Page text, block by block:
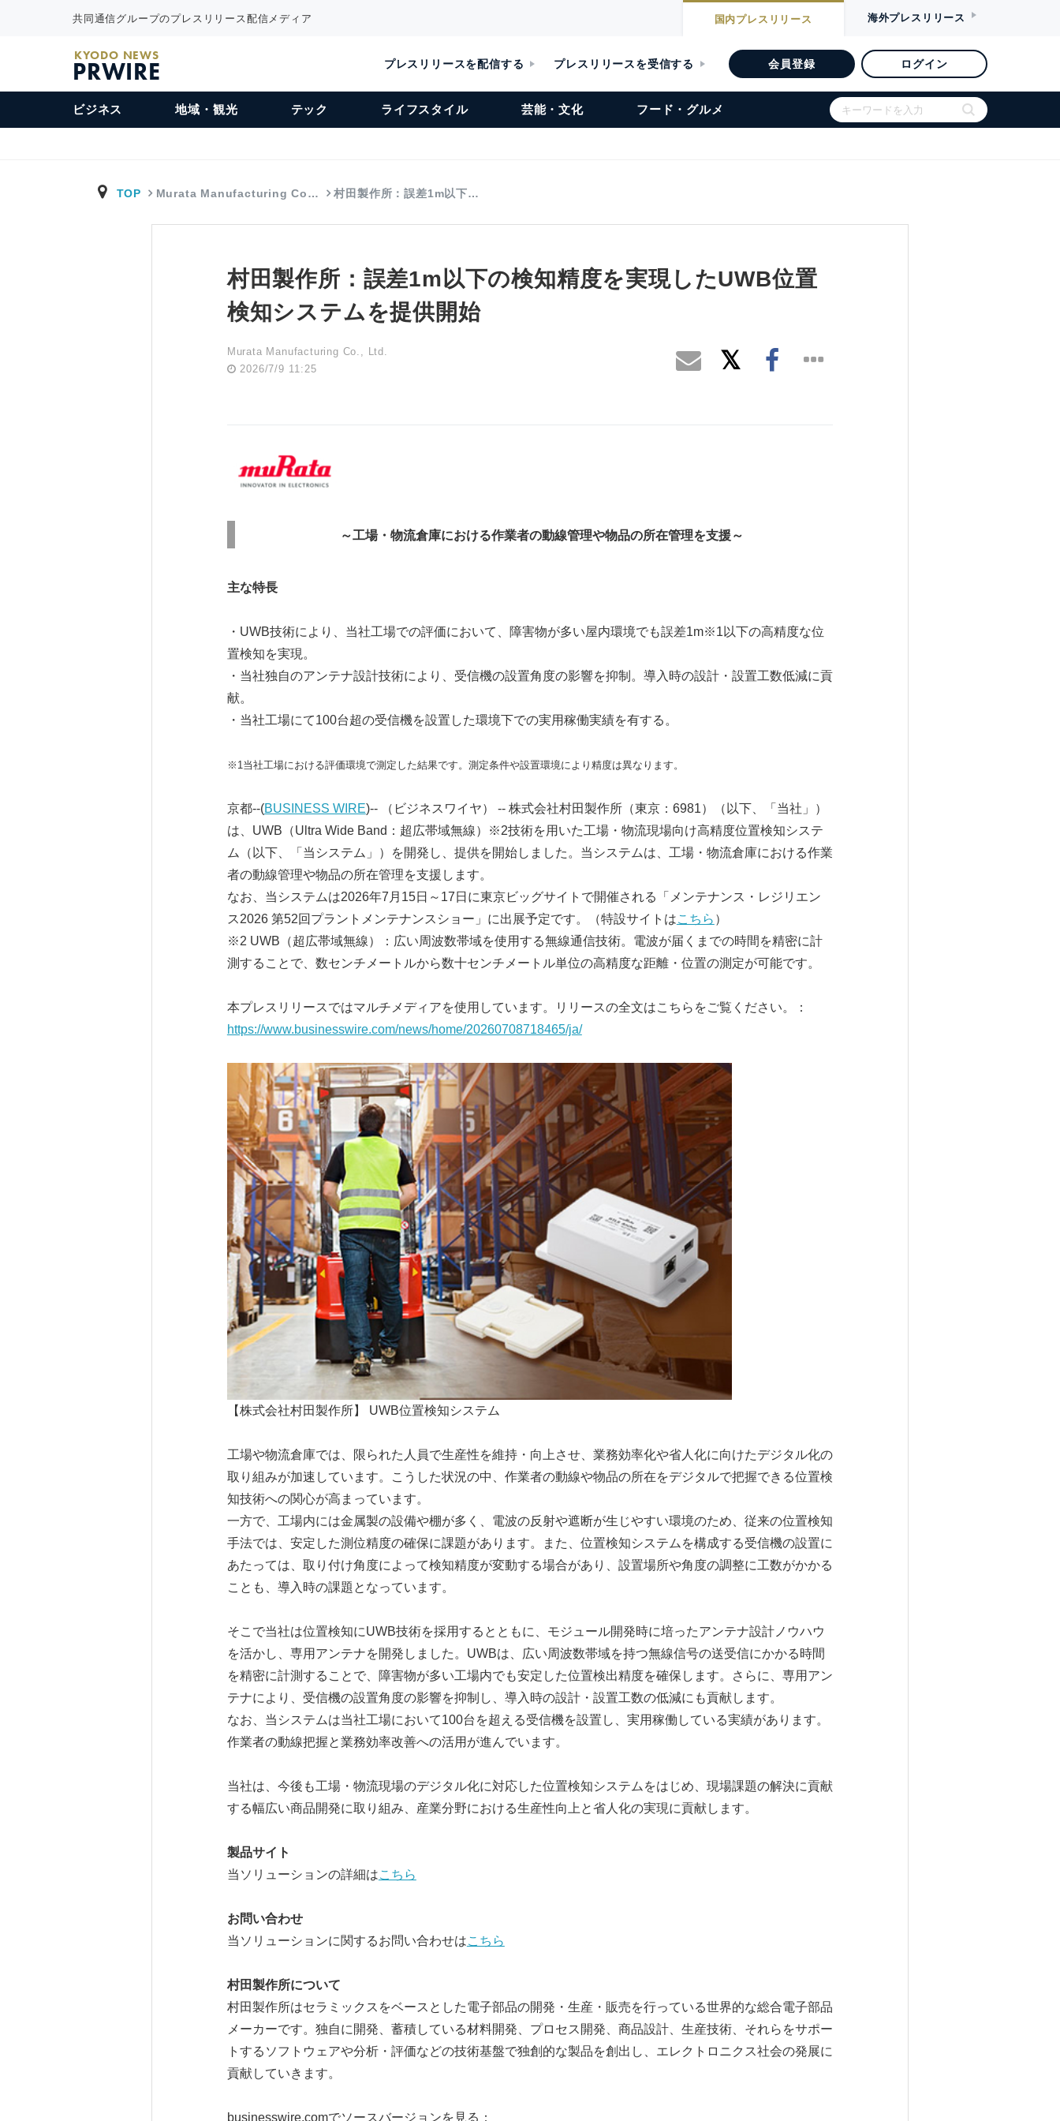
共同通信グループのプレスリリース配信メディア 国内プレスリリース 海外プレスリリース
KYODO NEWS
PRWIRE プレスリリースを配信する プレスリリースを受信する 会員登録 ログイン
ビジネス 地域・観光 テック ライフスタイル 芸能・文化 フード・グルメ
TOP Murata Manufacturing Co… 村田製作所：誤差1m以下…
村田製作所：誤差1m以下の検知精度を実現したUWB位置
検知システムを提供開始
Murata Manufacturing Co., Ltd.
2026/7/9 11:25
～工場・物流倉庫における作業者の動線管理や物品の所在管理を支援～
主な特長
・UWB技術により、当社工場での評価において、障害物が多い屋内環境でも誤差1m※1以下の高精度な位
置検知を実現。
・当社独自のアンテナ設計技術により、受信機の設置角度の影響を抑制。導入時の設計・設置工数低減に貢
献。
・当社工場にて100台超の受信機を設置した環境下での実用稼働実績を有する。
※1当社工場における評価環境で測定した結果です。測定条件や設置環境により精度は異なります。
京都--(BUSINESS WIRE)-- （ビジネスワイヤ） -- 株式会社村田製作所（東京：6981）（以下、「当社」）
は、UWB（Ultra Wide Band：超広帯域無線）※2技術を用いた工場・物流現場向け高精度位置検知システ
ム（以下、「当システム」）を開発し、提供を開始しました。当システムは、工場・物流倉庫における作業
者の動線管理や物品の所在管理を支援します。
なお、当システムは2026年7月15日～17日に東京ビッグサイトで開催される「メンテナンス・レジリエン
ス2026 第52回プラントメンテナンスショー」に出展予定です。（特設サイトはこちら ）
※2 UWB（超広帯域無線）：広い周波数帯域を使用する無線通信技術。電波が届くまでの時間を精密に計
測することで、数センチメートルから数十センチメートル単位の高精度な距離・位置の測定が可能です。
本プレスリリースではマルチメディアを使用しています。リリースの全文はこちらをご覧ください。：
https://www.businesswire.com/news/home/20260708718465/ja/
【株式会社村田製作所】 UWB位置検知システム
工場や物流倉庫では、限られた人員で生産性を維持・向上させ、業務効率化や省人化に向けたデジタル化の
取り組みが加速しています。こうした状況の中、作業者の動線や物品の所在をデジタルで把握できる位置検
知技術への関心が高まっています。
一方で、工場内には金属製の設備や棚が多く、電波の反射や遮断が生じやすい環境のため、従来の位置検知
手法では、安定した測位精度の確保に課題があります。また、位置検知システムを構成する受信機の設置に
あたっては、取り付け角度によって検知精度が変動する場合があり、設置場所や角度の調整に工数がかかる
ことも、導入時の課題となっています。
そこで当社は位置検知にUWB技術を採用するとともに、モジュール開発時に培ったアンテナ設計ノウハウ
を活かし、専用アンテナを開発しました。UWBは、広い周波数帯域を持つ無線信号の送受信にかかる時間
を精密に計測することで、障害物が多い工場内でも安定した位置検出精度を確保します。さらに、専用アン
テナにより、受信機の設置角度の影響を抑制し、導入時の設計・設置工数の低減にも貢献します。
なお、当システムは当社工場において100台を超える受信機を設置し、実用稼働している実績があります。
作業者の動線把握と業務効率改善への活用が進んでいます。
当社は、今後も工場・物流現場のデジタル化に対応した位置検知システムをはじめ、現場課題の解決に貢献
する幅広い商品開発に取り組み、産業分野における生産性向上と省人化の実現に貢献します。
製品サイト
当ソリューションの詳細はこちら
お問い合わせ
当ソリューションに関するお問い合わせはこちら
村田製作所について
村田製作所はセラミックスをベースとした電子部品の開発・生産・販売を行っている世界的な総合電子部品
メーカーです。独自に開発、蓄積している材料開発、プロセス開発、商品設計、生産技術、それらをサポー
トするソフトウェアや分析・評価などの技術基盤で独創的な製品を創出し、エレクトロニクス社会の発展に
貢献していきます。
businesswire.comでソースバージョンを見る：
Japanese
English